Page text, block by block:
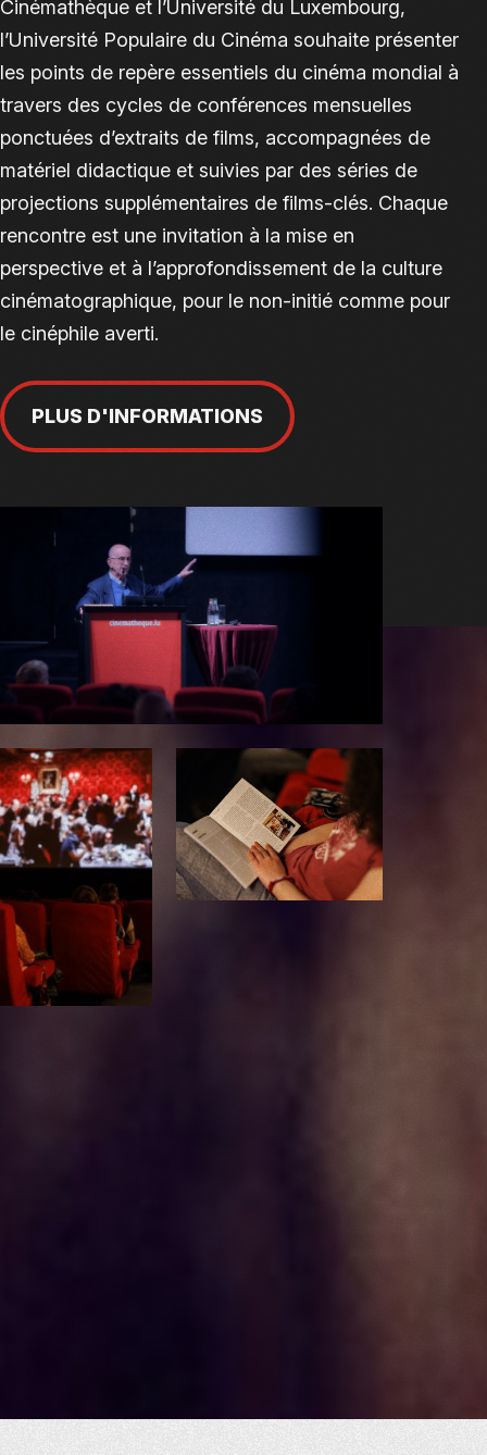
Cinémathèque et l’Université du Luxembourg,
l’Université Populaire du Cinéma souhaite présenter
les points de repère essentiels du cinéma mondial à
travers des cycles de conférences mensuelles
ponctuées d’extraits de films, accompagnées de
matériel didactique et suivies par des séries de
projections supplémentaires de films-clés. Chaque
rencontre est une invitation à la mise en
perspective et à l’approfondissement de la culture
cinématographique, pour le non-initié comme pour
le cinéphile averti.
PLUS D'INFORMATIONS